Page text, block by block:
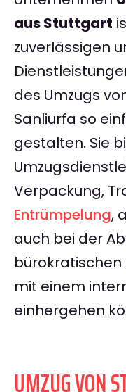
aus Stuttgart
zuverlässigen
des Umzugs
Sanliurfa so
gestalten. Sie
Verpackung,
Entrümpelung,
auch bei der
mit einem
einhergehen
UMZUG VON